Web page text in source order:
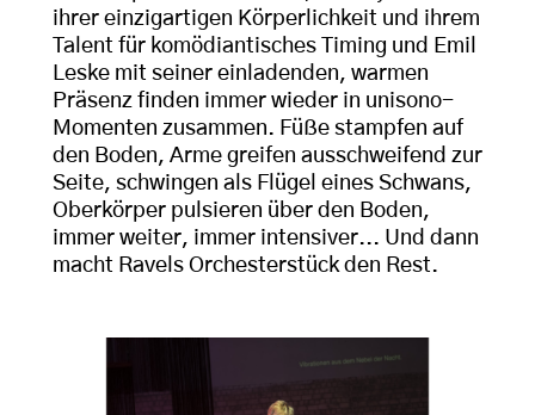
ihrer einzigartigen Körperlichkeit und ihrem
Talent für komödiantisches Timing und Emil
Leske mit seiner einladenden, warmen
Präsenz finden immer wieder in unisono-
Momenten zusammen. Füße stampfen auf
den Boden, Arme greifen ausschweifend zur
Seite, schwingen als Flügel eines Schwans,
Oberkörper pulsieren über den Boden,
immer weiter, immer intensiver... Und dann
macht Ravels Orchesterstück den Rest.